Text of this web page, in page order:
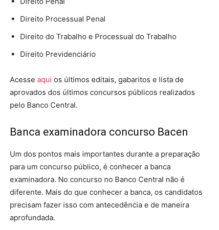
Direito Processual Penal
Direito do Trabalho e Processual do Trabalho
Direito Previdenciário
Acesse aqui os últimos editais, gabaritos e lista de
aprovados dos últimos concursos públicos realizados
pelo Banco Central.
Banca examinadora concurso Bacen
Um dos pontos mais importantes durante a preparação
para um concurso público, é conhecer a banca
examinadora. No concurso no Banco Central não é
diferente. Mais do que conhecer a banca, os candidatos
precisam fazer isso com antecedência e de maneira
aprofundada.